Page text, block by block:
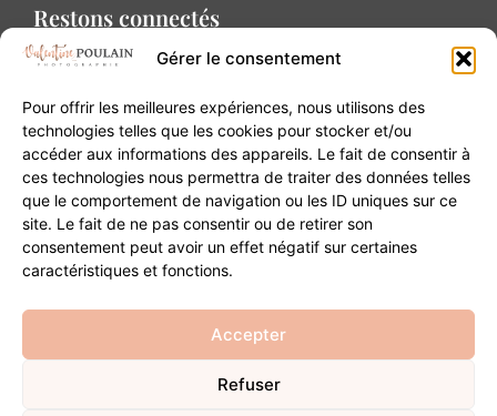
Gérer le consentement
Pour offrir les meilleures expériences, nous utilisons des
technologies telles que les cookies pour stocker et/ou
accéder aux informations des appareils. Le fait de consentir à
ces technologies nous permettra de traiter des données telles
que le comportement de navigation ou les ID uniques sur ce
site. Le fait de ne pas consentir ou de retirer son
consentement peut avoir un effet négatif sur certaines
caractéristiques et fonctions.
Accepter
Refuser
Restons connectés
Contact
20B Grand Rue 68180 Horbourg-Wihr
06 84 93 03 01
contact@valentinepoulain.com